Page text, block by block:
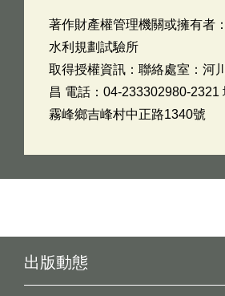
著作財產權管理機關或擁有者
水利規劃試驗所
取得授權資訊：聯絡處室：河
昌 電話：04-233302980-2321
霧峰鄉吉峰村中正路1340號
出版動態